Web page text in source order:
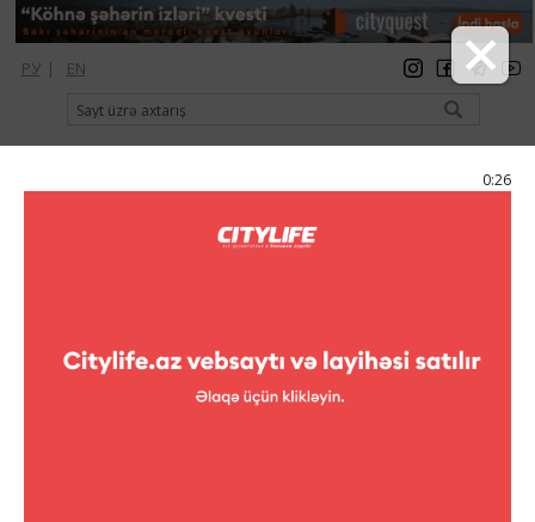
0:25
РУ | EN
qeydiyyat giriş Citylife Magazine